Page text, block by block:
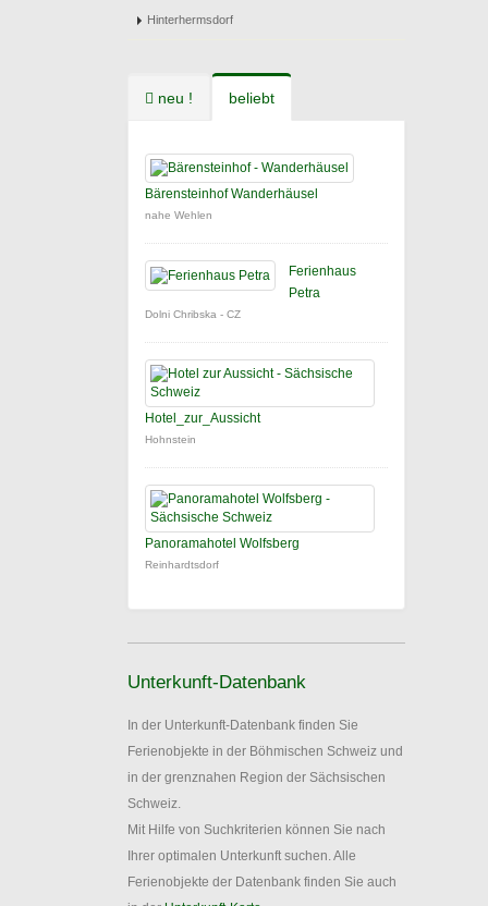
Hinterhermsdorf
neu ! beliebt
Bärensteinhof Wanderhäusel
nahe Wehlen
Ferienhaus
Petra
Dolni Chribska - CZ
Hotel_zur_Aussicht
Hohnstein
Panoramahotel Wolfsberg
Reinhardtsdorf
Unterkunft-Datenbank
In der Unterkunft-Datenbank finden Sie
Ferienobjekte in der Böhmischen Schweiz und
in der grenznahen Region der Sächsischen
Schweiz.
Mit Hilfe von Suchkriterien können Sie nach
Ihrer optimalen Unterkunft suchen. Alle
Ferienobjekte der Datenbank finden Sie auch